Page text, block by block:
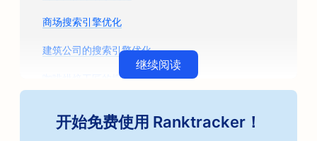
商场搜索引擎优化
建筑公司的搜索引擎优化
咖啡烘焙工匠的搜索引擎优化
继续阅读
开始免费使用 Ranktracker！